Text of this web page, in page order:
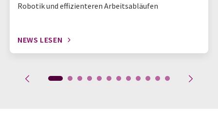
Robotik und effizienteren Arbeitsabläufen
NEWS LESEN